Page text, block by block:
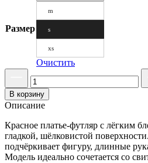
Размер
m
s
xs
Очистить
В корзину
Описание
Красное платье-футляр с лёгким
гладкой, шёлковистой
подчёркивает фигуру, длинные
Модель идеально сочетается со